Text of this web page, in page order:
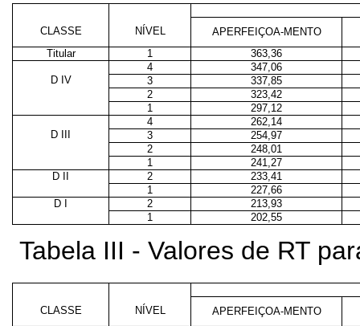
CLASSE NÍVEL
APERFEIÇOA-MENTO
Titular
1
363,36
4
347,06
D IV
3
337,85
2
323,42
1
297,12
4
262,14
D III
3
254,97
2
248,01
1
241,27
D II
2
233,41
1
227,66
D I
2
213,93
1
202,55
Tabela III - Valores de RT
CLASSE NÍVEL
APERFEIÇOA-MENTO